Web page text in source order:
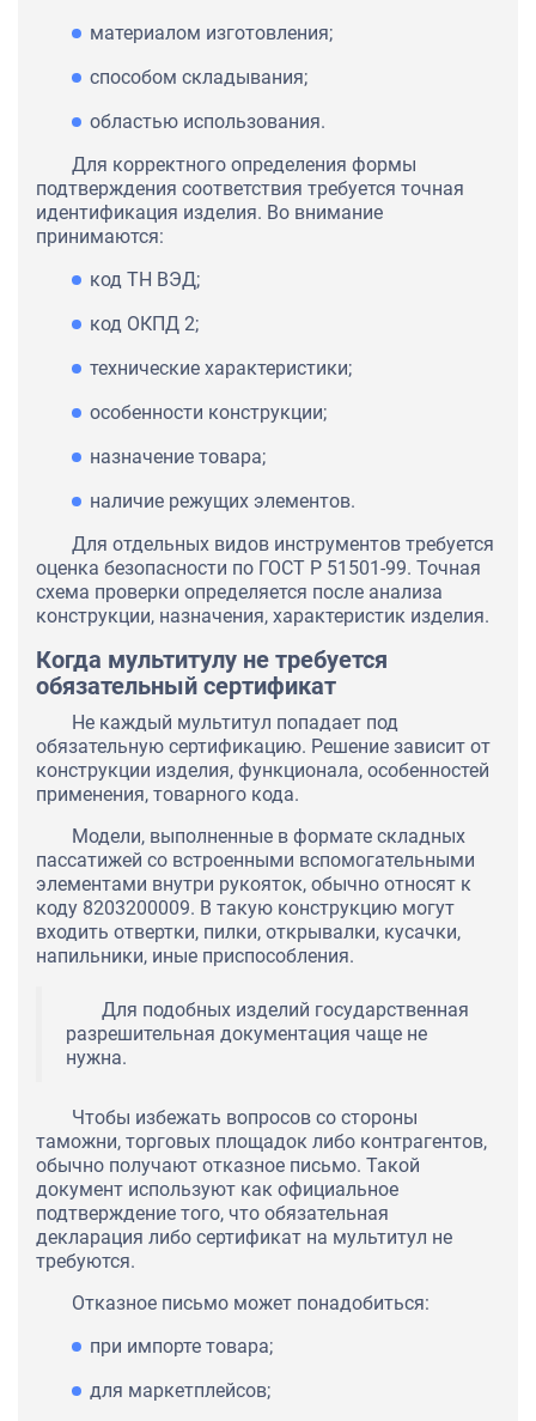
материалом изготовления;
способом складывания;
областью использования.
Для корректного определения формы
подтверждения соответствия требуется точная
идентификация изделия. Во внимание
принимаются:
код ТН ВЭД;
код ОКПД 2;
технические характеристики;
особенности конструкции;
назначение товара;
наличие режущих элементов.
Для отдельных видов инструментов требуется
оценка безопасности по ГОСТ Р 51501-99. Точная
схема проверки определяется после анализа
конструкции, назначения, характеристик изделия.
Когда мультитулу не требуется
обязательный сертификат
Не каждый мультитул попадает под
обязательную сертификацию. Решение зависит от
конструкции изделия, функционала, особенностей
применения, товарного кода.
Модели, выполненные в формате складных
пассатижей со встроенными вспомогательными
элементами внутри рукояток, обычно относят к
коду 8203200009. В такую конструкцию могут
входить отвертки, пилки, открывалки, кусачки,
напильники, иные приспособления.
Для подобных изделий государственная
разрешительная документация чаще не
нужна.
Чтобы избежать вопросов со стороны
таможни, торговых площадок либо контрагентов,
обычно получают отказное письмо. Такой
документ используют как официальное
подтверждение того, что обязательная
декларация либо сертификат на мультитул не
требуются.
Отказное письмо может понадобиться:
при импорте товара;
для маркетплейсов;